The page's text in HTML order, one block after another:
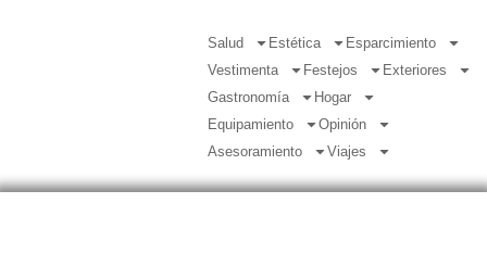
Salud Estética
Esparcimiento
Vestimenta
Festejos
Exteriores
Gastronomía
Hogar
Equipamiento
Opinión
Asesoramiento
Viajes